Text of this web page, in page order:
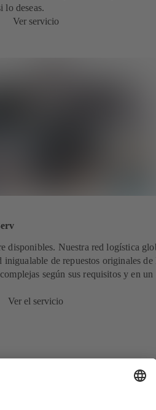
lo deseas.
Ver servicio
disponibles. Nuestra red logística
inigualable de repuestos originales
según sus requisitos y en un
Ver el servicio